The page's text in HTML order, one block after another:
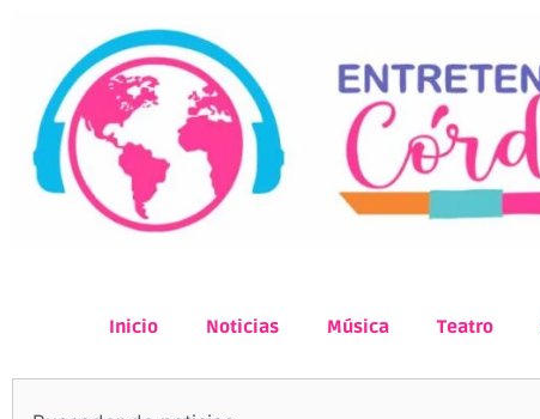
Inicio Noticias Música Teatro